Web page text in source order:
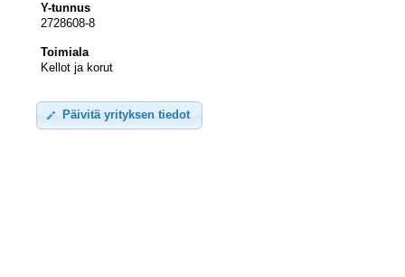
Y-tunnus
2728608-8
Toimiala
Kellot ja korut
Päivitä yrityksen tiedot